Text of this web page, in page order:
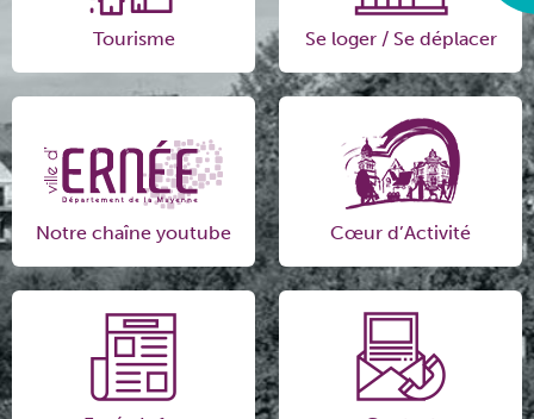
Tourisme Se loger / Se déplacer
Notre chaîne youtube Cœur d’Activité